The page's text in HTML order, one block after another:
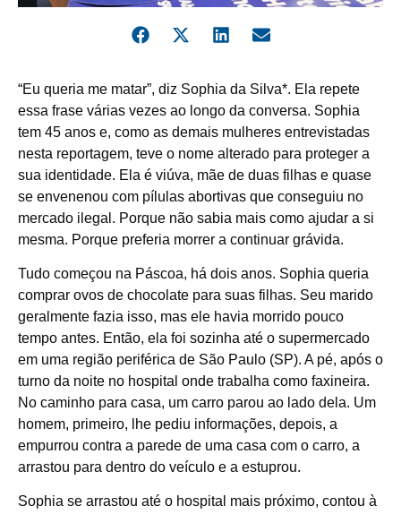
“Eu queria me matar”, diz Sophia da Silva*. Ela repete
essa frase várias vezes ao longo da conversa. Sophia
tem 45 anos e, como as demais mulheres entrevistadas
nesta reportagem, teve o nome alterado para proteger a
sua identidade. Ela é viúva, mãe de duas filhas e quase
se envenenou com pílulas abortivas que conseguiu no
mercado ilegal. Porque não sabia mais como ajudar a si
mesma. Porque preferia morrer a continuar grávida.
Tudo começou na Páscoa, há dois anos. Sophia queria
comprar ovos de chocolate para suas filhas. Seu marido
geralmente fazia isso, mas ele havia morrido pouco
tempo antes. Então, ela foi sozinha até o supermercado
em uma região periférica de São Paulo (SP). A pé, após o
turno da noite no hospital onde trabalha como faxineira.
No caminho para casa, um carro parou ao lado dela. Um
homem, primeiro, lhe pediu informações, depois, a
empurrou contra a parede de uma casa com o carro, a
arrastou para dentro do veículo e a estuprou.
Sophia se arrastou até o hospital mais próximo, contou à